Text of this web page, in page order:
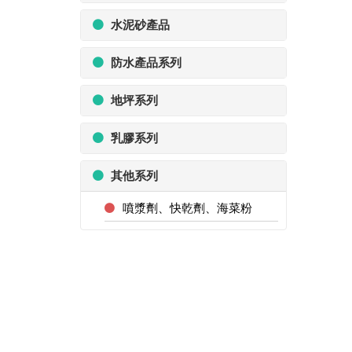
水泥砂產品
防水產品系列
地坪系列
乳膠系列
其他系列
噴漿劑、快乾劑、海菜粉